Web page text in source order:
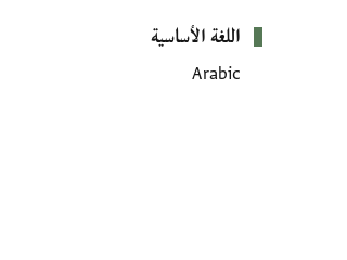
اللغة الأساسية
Arabic